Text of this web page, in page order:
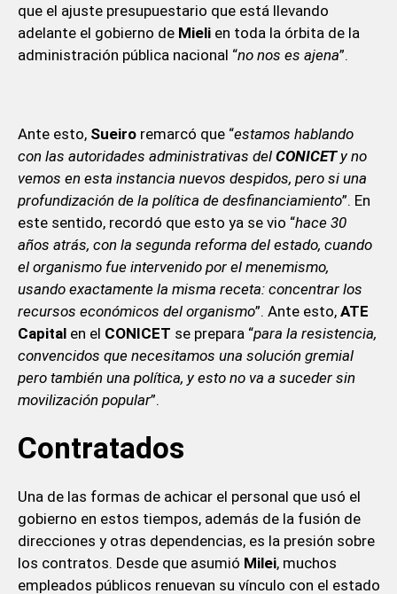
que el ajuste presupuestario que está llevando
adelante el gobierno de Mielien toda la órbita de la
administración pública nacional “no nos es ajena”.
Ante esto, Sueiroremarcó que “estamos hablando
con las autoridades administrativas del CONICETy no
vemos en esta instancia nuevos despidos, pero si una
profundización de la política de desfinanciamiento”. En
este sentido, recordó que esto ya se vio “hace 30
años atrás, con la segunda reforma del estado, cuando
el organismo fue intervenido por el menemismo,
usando exactamente la misma receta: concentrar los
recursos económicos del organismo”. Ante esto, ATE
Capitalen el CONICET se prepara “para la resistencia,
convencidos que necesitamos una solución gremial
pero también una política, y esto no va a suceder sin
movilización popular”.
Contratados
Una de las formas de achicar el personal que usó el
gobierno en estos tiempos, además de la fusión de
direcciones y otras dependencias, es la presión sobre
los contratos. Desde que asumió Milei, muchos
empleados públicos renuevan su vínculo con el estado